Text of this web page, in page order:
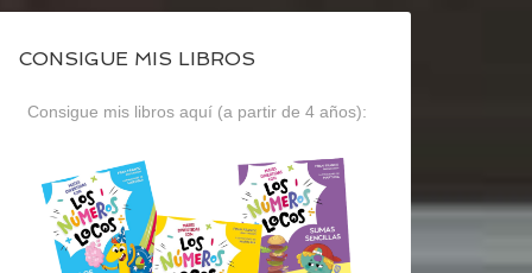
CONSIGUE MIS LIBROS
Consigue mis libros aquí (a partir de 4 años):